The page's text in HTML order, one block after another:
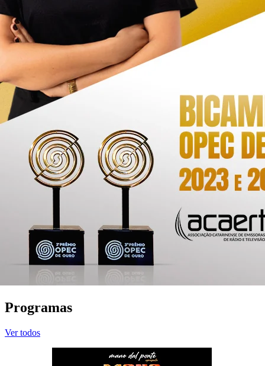
Programas
Ver todos